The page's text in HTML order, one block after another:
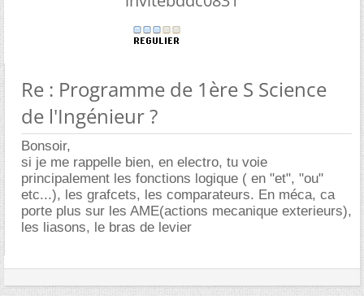
Re : Programme de 1ère S Science
de l'Ingénieur ?
Bonsoir,
si je me rappelle bien, en electro, tu voie
principalement les fonctions logique ( en "et", "ou"
etc...), les grafcets, les comparateurs. En méca, ca
porte plus sur les AME(actions mecanique exterieurs),
les liasons, le bras de levier